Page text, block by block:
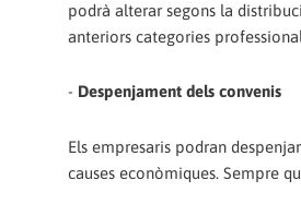
podrà alterar segons la
anteriors categories
- Despenjament dels convenis
Els empresaris podran
causes econòmiques. Sempre